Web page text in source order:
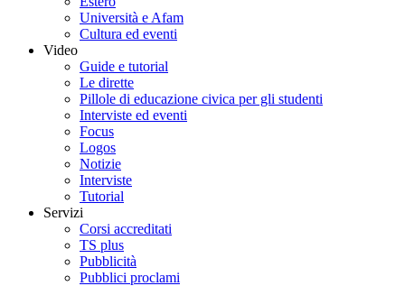
Università e Afam
Cultura ed eventi
Video
Guide e tutorial
Le dirette
Pillole di educazione civica per gli studenti
Interviste ed eventi
Focus
Logos
Notizie
Interviste
Tutorial
Servizi
Corsi accreditati
TS plus
Pubblicità
Pubblici proclami